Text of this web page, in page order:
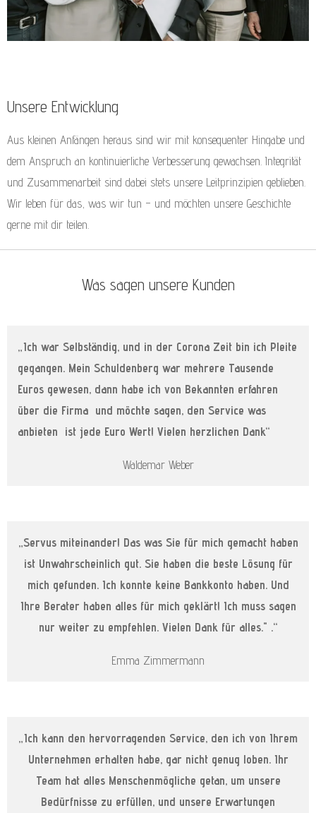
Unsere Entwicklung
Aus kleinen Anfängen heraus sind wir mit konsequenter Hingabe und
dem Anspruch an kontinuierliche Verbesserung gewachsen. Integrität
und Zusammenarbeit sind dabei stets unsere Leitprinzipien geblieben.
Wir leben für das, was wir tun – und möchten unsere Geschichte
gerne mit dir teilen.
Was sagen unsere Kunden
„Ich war Selbständig, und in der Corona Zeit bin ich Pleite
gegangen. Mein Schuldenberg war mehrere Tausende
Euros gewesen, dann habe ich von Bekannten erfahren
über die Firma und möchte sagen, den Service was
anbieten ist jede Euro Wert! Vielen herzlichen Dank“
Waldemar Weber
„Servus miteinander! Das was Sie für mich gemacht haben
ist Unwahrscheinlich gut. Sie haben die beste Lösung für
mich gefunden. Ich konnte keine Bankkonto haben. Und
Ihre Berater haben alles für mich geklärt! Ich muss sagen
nur weiter zu empfehlen. Vielen Dank für alles." .“
Emma Zimmermann
„Ich kann den hervorragenden Service, den ich von Ihrem
Unternehmen erhalten habe, gar nicht genug loben. Ihr
Team hat alles Menschenmögliche getan, um unsere
Bedürfnisse zu erfüllen, und unsere Erwartungen